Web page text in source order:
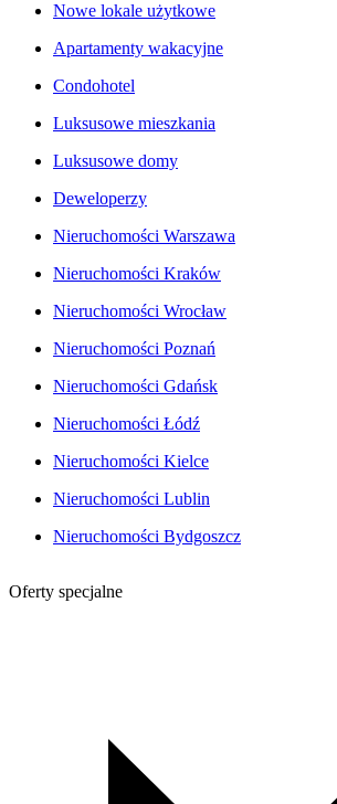
Nowe lokale użytkowe
Apartamenty wakacyjne
Condohotel
Luksusowe mieszkania
Luksusowe domy
Deweloperzy
Nieruchomości Warszawa
Nieruchomości Kraków
Nieruchomości Wrocław
Nieruchomości Poznań
Nieruchomości Gdańsk
Nieruchomości Łódź
Nieruchomości Kielce
Nieruchomości Lublin
Nieruchomości Bydgoszcz
Oferty specjalne